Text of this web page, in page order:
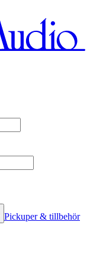
Pickuper & tillbehör